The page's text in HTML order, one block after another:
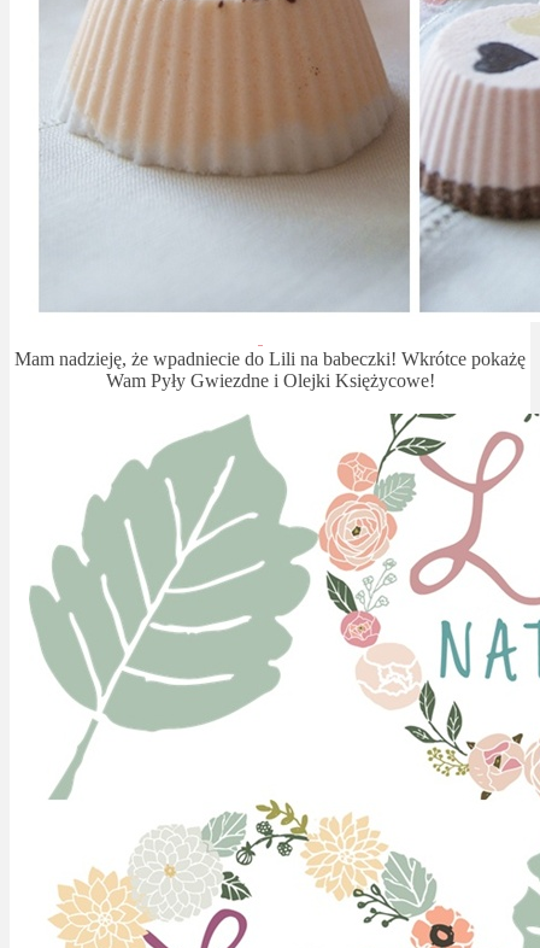
Mam nadzieję, że wpadniecie do Lili na babeczki! Wkrótce pokażę
Wam Pyły Gwiezdne i Olejki Księżycowe!